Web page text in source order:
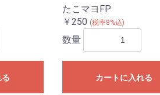
たこマヨFP
￥250 (税率8%込)
数量
カートに入れる